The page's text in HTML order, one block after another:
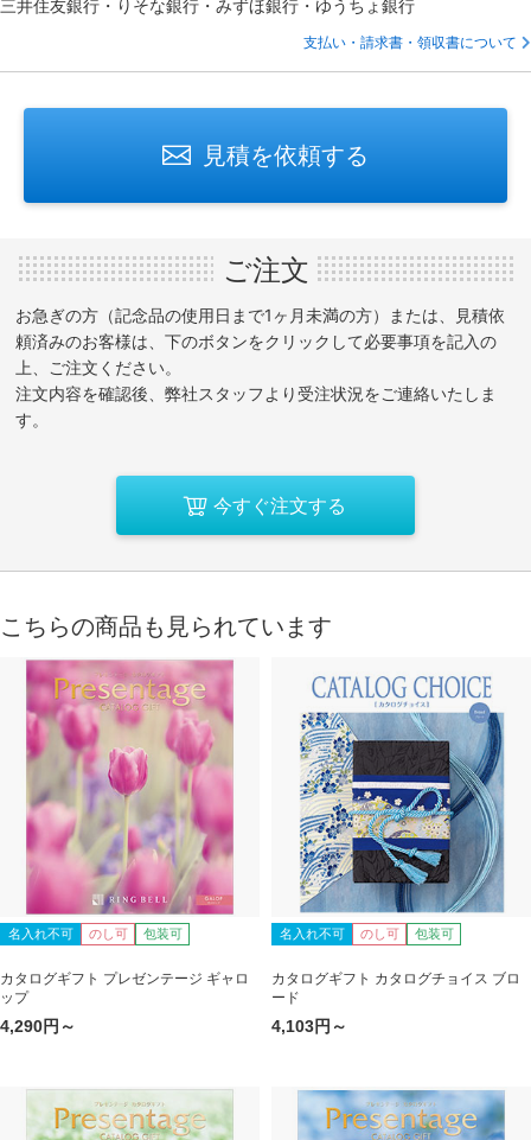
三井住友銀行・りそな銀行・みずほ銀行・ゆうちょ銀行
支払い・請求書・領収書について
見積を依頼する
ご注文
お急ぎの方（記念品の使用日まで1ヶ月未満の方）または、見積依
頼済みのお客様は、下のボタンをクリックして必要事項を記入の
上、ご注文ください。
注文内容を確認後、弊社スタッフより受注状況をご連絡いたしま
す。
今すぐ注文する
こちらの商品も見られています
名入れ不可 のし可 包装可
カタログギフト プレゼンテージ ギャロ
ップ
4,290円～
名入れ不可 のし可 包装可
カタログギフト カタログチョイス ブロ
ード
4,103円～